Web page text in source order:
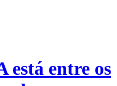
está entre os